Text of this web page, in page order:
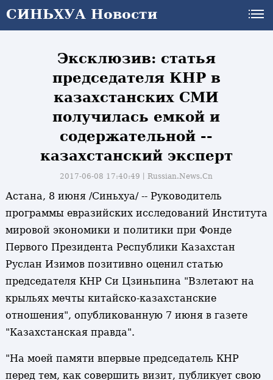
СИНЬХУА Новости
Эксклюзив: статья
председателя КНР в
казахстанских СМИ
получилась емкой и
содержательной --
казахстанский эксперт
2017-06-08 17:40:49丨Russian.News.Cn
Астана, 8 июня /Синьхуа/ -- Руководитель
программы евразийских исследований Института
мировой экономики и политики при Фонде
Первого Президента Республики Казахстан
Руслан Изимов позитивно оценил статью
председателя КНР Си Цзиньпина "Взлетают на
крыльях мечты китайско-казахстанские
отношения", опубликованную 7 июня в газете
"Казахстанская правда".
"На моей памяти впервые председатель КНР
перед тем, как совершить визит, публикует свою